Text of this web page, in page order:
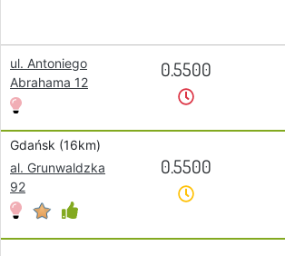
ul. Antoniego
Abrahama 12
0.5500
Gdańsk (16km)
al. Grunwaldzka
92
0.5500